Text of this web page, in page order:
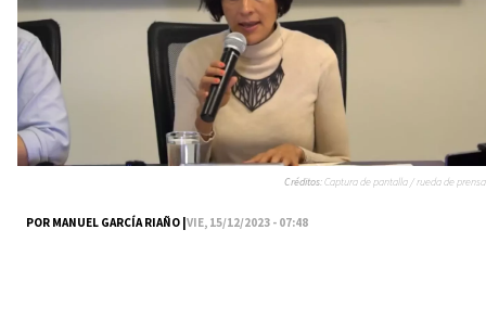
POR MANUEL GARCÍA RIAÑO |VIE, 15/12/2023 - 07:48
Créditos:Captura de pantalla / rueda de prensa